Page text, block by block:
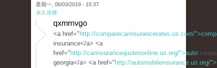
星期一, 06/03/2019 - 15:37
永久连接
qxmrnvgo
<a href=" http://comparecarinsurancerates.us.com/
insurance</a> <a
href=" http://carinsurancequotesonline.us.org/">auto
georgia</a> <a href=" http://automobileinsurance.us.org/